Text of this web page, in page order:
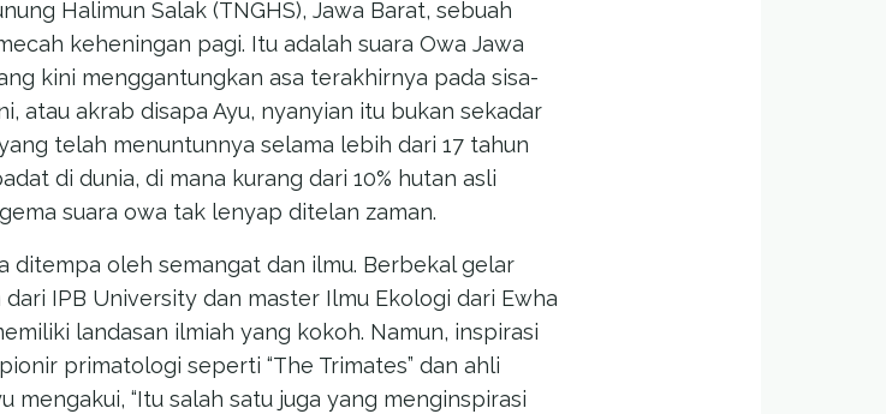
Halimun Salak (TNGHS), Jawa Barat, sebuah
keheningan pagi. Itu adalah suara Owa Jawa
kini menggantungkan asa terakhirnya pada sisa-
atau akrab disapa Ayu, nyanyian itu bukan sekadar
telah menuntunnya selama lebih dari 17 tahun
di dunia, di mana kurang dari 10% hutan asli
suara owa tak lenyap ditelan zaman.
ditempa oleh semangat dan ilmu. Berbekal gelar
IPB University dan master Ilmu Ekologi dari Ewha
landasan ilmiah yang kokoh. Namun, inspirasi
primatologi seperti “The Trimates” dan ahli
mengakui, “Itu salah satu juga yang menginspirasi